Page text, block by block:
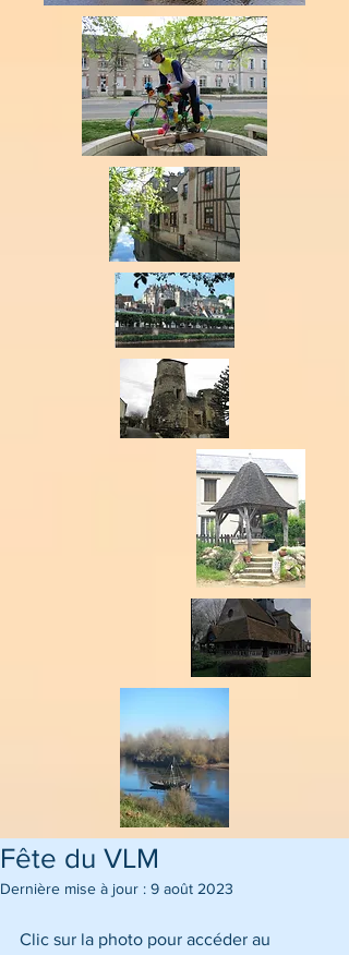
Fête du VLM
Dernière mise à jour : 9 août 2023
Clic sur la photo pour accéder au